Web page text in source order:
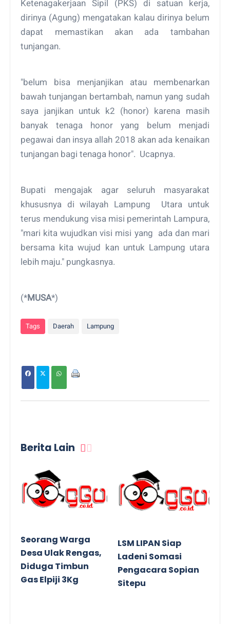
Ketenagakerjaan Sipil (PKS) di satuan kerja,
dirinya (Agung) mengatakan kalau dirinya belum
dapat memastikan akan ada tambahan
tunjangan.
"belum bisa menjanjikan atau membenarkan
bawah tunjangan bertambah, namun yang sudah
saya janjikan untuk k2 (honor) karena masih
banyak tenaga honor yang belum menjadi
pegawai dan insya allah 2018 akan ada kenaikan
tunjangan bagi tenaga honor". Ucapnya.
‌Bupati mengajak agar seluruh masyarakat
khususnya di wilayah Lampung Utara untuk
terus mendukung visa misi pemerintah Lampura,
"mari kita wujudkan visi misi yang ada dan mari
bersama kita wujud kan untuk Lampung utara
lebih maju." pungkasnya.
(*MUSA*)
Tags Daerah Lampung
Berita Lain
Seorang Warga
Desa Ulak Rengas,
Diduga Timbun
Gas Elpiji 3Kg
LSM LIPAN Siap
Ladeni Somasi
Pengacara Sopian
Sitepu